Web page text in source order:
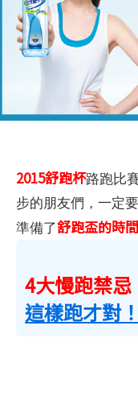
2015舒跑杯路跑比
步的朋友們，一定
準備了舒跑盃的時
4大慢跑禁
這樣跑才對！